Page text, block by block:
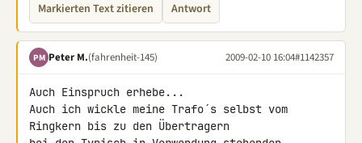
Markierten Text zitieren Antwort
PM Peter M.(fahrenheit-145) 2009-02-10 16:04#1142357
Auch Einspruch erhebe...
Auch ich wickle meine Trafo´s selbst vom
Ringkern bis zu den Übertragern